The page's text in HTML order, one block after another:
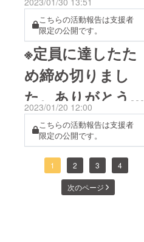
り取りできますので、ぜひ
LINE公式アカウントにご登
録をお願い致します！*** 登
録方法 ***下記URLもしくは
添付のQRコードを読み取っ
てご登録をお願い致しま
す。https://lin.ee/PXp9XBB
みに！※【３名様
限定！】一陽丸通
販プレオープン第
二弾！！
こちらの活動報告は支援者
限定の公開です。
※定員に達したた
め締め切りまし
た。ありがとうご
ざいました！※一
陽丸【通販】プレ
オープン第一
弾！！
2023/01/20 12:00
こちらの活動報告は支援者
限定の公開です。
1 2 3 4
次のページ